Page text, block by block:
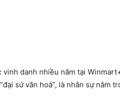
danh nhiều năm tại
sứ văn hoá”, là nhân sự nằm